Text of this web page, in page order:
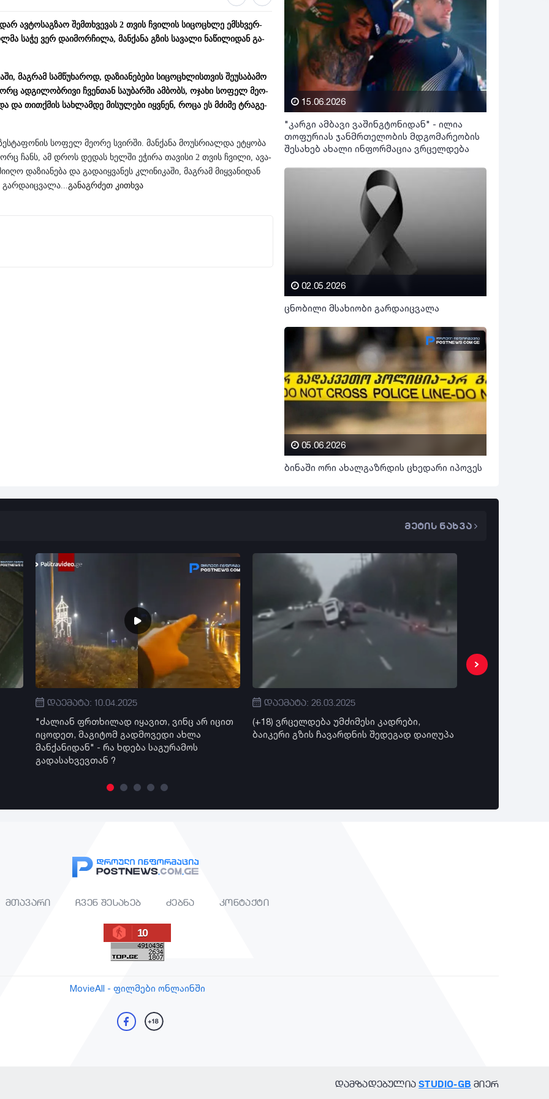
ავ­ტო­საგ­ზაო შემ­თხვე­ვას 2 თვის ჩვი­ლის სი­ცო­ცხლე ემსხვერ­
საჭე ვერ და­ი­მორ­ჩი­ლა, მან­ქა­ნა გზის სა­ვა­ლი ნა­წი­ლი­დან გა­
მაგ­რამ სამ­წუ­ხა­როდ, და­ზი­ა­ნე­ბე­ბი სი­ცო­ცხლის­თვის შე­უ­სა­ბა­მო
ად­გი­ლობ­რი­ვი ჩვენ­თან სა­უ­ბარ­ში ამ­ბობს, ოჯა­ხი სო­ფელ მე­ო­
და თით­ქმის სახ­ლამ­დე მი­სუ­ლე­ბი იყ­ვნენ, როცა ეს მძი­მე ტრა­გე­
სო­ფელ მე­ო­რე სვირ­ში. მან­ქა­ნა მო­უს­რი­ალ­და ეტყო­ბა
ჩანს, ამ დროს დე­დას ხელ­ში ეჭი­რა თა­ვი­სი 2 თვის ჩვი­ლი, ავა­
და­ზი­ა­ნე­ბა და გა­და­იყ­ვა­ნეს კლი­ნი­კა­ში, მაგ­რამ მიყ­ვა­ნი­დან
გა­ნაგ­რძეთ კი­თხვა
15.06.2026
"კარგი ამბავი ვაშინგტონიდან" - ილია
თოფურიას ჯანმრთელობის მდგომარეობის
შესახებ ახალი ინფორმაცია ვრცელდება
02.05.2026
ცნობილი მსახიობი გარდაიცვალა
05.06.2026
ბინაში ორი ახალგაზრდის ცხედარი იპოვეს
მეტის ნახვა
დაემატა: 10.04.2025
"ძალიან ფრთხილად იყავით, ვინც არ იცით
იცოდეთ, მაგიტომ გადმოვედი ახლა
მანქანიდან" - რა ხდება საგურამოს
გადასახვევთან ?
დაემატა: 26.03.2025
(+18) ვრცელდება უმძიმესი კადრები,
ბაიკერი გზის ჩავარდნის შედეგად დაიღუპა
მთავარი ჩვენ შესახებ ძებნა კონტაქტი
10
MovieAll - ფილმები ონლაინში
დამზადებულიაSTUDIO-GB მიერ